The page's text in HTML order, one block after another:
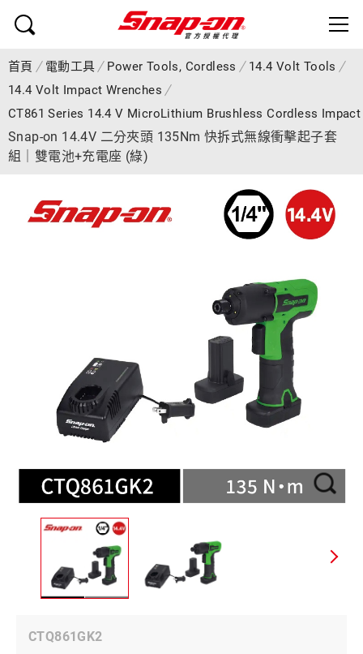
首頁 電動工具 Power Tools, Cordless
14.4 Volt Tools
14.4 Volt Impact Wrenches
CT861 Series 14.4 V MicroLithium Brushless Cordless
Snap-on 14.4V 二分夾頭 135Nm 快拆式無線衝擊起子套
組｜雙電池+充電座 (綠)
CTQ861GK2